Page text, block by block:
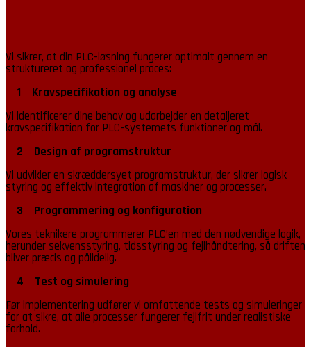
Vi sikrer, at din PLC-løsning fungerer optimalt gennem en
struktureret og professionel proces:
1 Kravspecifikation og analyse
Vi identificerer dine behov og udarbejder en detaljeret
kravspecifikation for PLC-systemets funktioner og mål.
2 Design af programstruktur
Vi udvikler en skræddersyet programstruktur, der sikrer logisk
styring og effektiv integration af maskiner og processer.
3 Programmering og konfiguration
Vores teknikere programmerer PLC’en med den nødvendige logik,
herunder sekvensstyring, tidsstyring og fejlhåndtering, så driften
bliver præcis og pålidelig.
4 Test og simulering
Før implementering udfører vi omfattende tests og simuleringer
for at sikre, at alle processer fungerer fejlfrit under realistiske
forhold.